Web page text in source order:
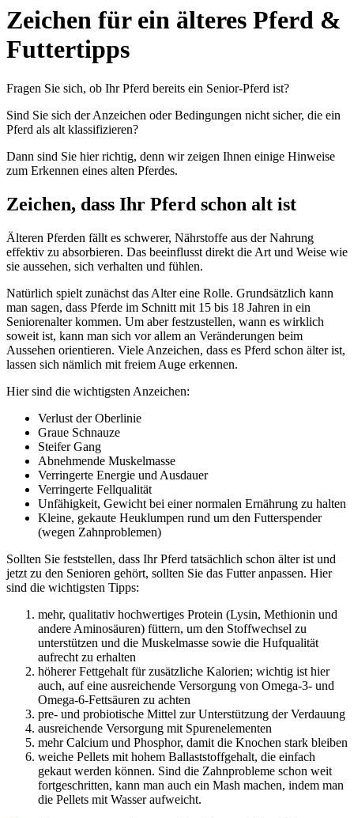
Zeichen für ein älteres Pferd &
Futtertipps
Fragen Sie sich, ob Ihr Pferd bereits ein Senior-Pferd ist?
Sind Sie sich der Anzeichen oder Bedingungen nicht sicher, die ein
Pferd als alt klassifizieren?
Dann sind Sie hier richtig, denn wir zeigen Ihnen einige Hinweise
zum Erkennen eines alten Pferdes.
Zeichen, dass Ihr Pferd schon alt ist
Älteren Pferden fällt es schwerer, Nährstoffe aus der Nahrung
effektiv zu absorbieren. Das beeinflusst direkt die Art und Weise wie
sie aussehen, sich verhalten und fühlen.
Natürlich spielt zunächst das Alter eine Rolle. Grundsätzlich kann
man sagen, dass Pferde im Schnitt mit 15 bis 18 Jahren in ein
Seniorenalter kommen. Um aber festzustellen, wann es wirklich
soweit ist, kann man sich vor allem an Veränderungen beim
Aussehen orientieren. Viele Anzeichen, dass es Pferd schon älter ist,
lassen sich nämlich mit freiem Auge erkennen.
Hier sind die wichtigsten Anzeichen:
Verlust der Oberlinie
Graue Schnauze
Steifer Gang
Abnehmende Muskelmasse
Verringerte Energie und Ausdauer
Verringerte Fellqualität
Unfähigkeit, Gewicht bei einer normalen Ernährung zu halten
Kleine, gekaute Heuklumpen rund um den Futterspender
(wegen Zahnproblemen)
Sollten Sie feststellen, dass Ihr Pferd tatsächlich schon älter ist und
jetzt zu den Senioren gehört, sollten Sie das Futter anpassen. Hier
sind die wichtigsten Tipps:
mehr, qualitativ hochwertiges Protein (Lysin, Methionin und
andere Aminosäuren) füttern, um den Stoffwechsel zu
unterstützen und die Muskelmasse sowie die Hufqualität
aufrecht zu erhalten
höherer Fettgehalt für zusätzliche Kalorien; wichtig ist hier
auch, auf eine ausreichende Versorgung von Omega-3- und
Omega-6-Fettsäuren zu achten
pre- und probiotische Mittel zur Unterstützung der Verdauung
ausreichende Versorgung mit Spurenelementen
mehr Calcium und Phosphor, damit die Knochen stark bleiben
weiche Pellets mit hohem Ballaststoffgehalt, die einfach
gekaut werden können. Sind die Zahnprobleme schon weit
fortgeschritten, kann man auch ein Mash machen, indem man
die Pellets mit Wasser aufweicht.